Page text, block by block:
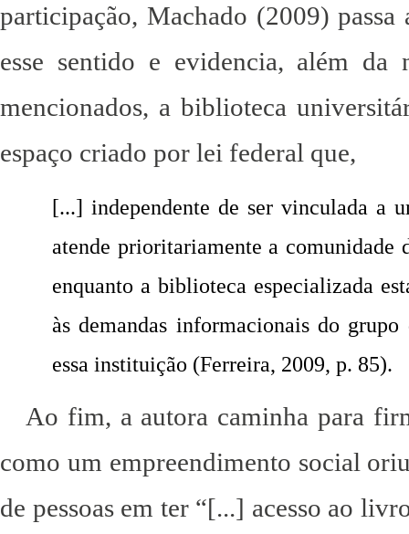
participação, Machado (2009)
esse sentido e evidencia, além
mencionados, a biblioteca
espaço criado por lei federal que,
[...] independente de ser vinculada a
atende prioritariamente a comunidade
enquanto a biblioteca especializada
às demandas informacionais do
essa instituição (Ferreira, 2009, p. 85).
Ao fim, a autora caminha para
como um empreendimento social
de pessoas em ter “[...] acesso ao